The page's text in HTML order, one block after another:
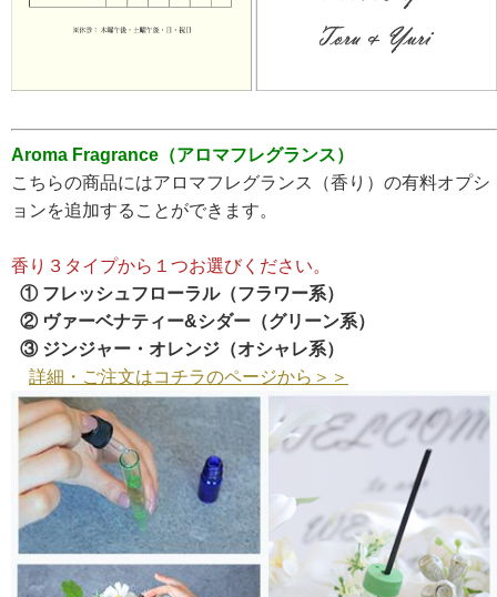
Aroma Fragrance（アロマフレグランス）
こちらの商品にはアロマフレグランス（香り）の有料オプシ
ョンを追加することができます。
香り３タイプから１つお選びください。
① フレッシュフローラル（フラワー系）
② ヴァーベナティー&シダー（グリーン系）
③ ジンジャー・オレンジ（オシャレ系）
詳細・ご注文はコチラのページから＞＞